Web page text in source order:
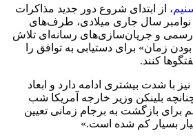
، از ابتدای شروع دور جدید مذاکرات
میان ایران با 1+4 در 29 نوامبر سال جاری میلادی، طرف‌های
رسمی و جریان‌سازی‌های رسانه‌ای تلاش
زمان» برای دستیابی به توافق را
کنند.
با شدت بیشتری ادامه دارد و ابعاد
بلینکن وزیر خارجه آمریکا شب
بازگشت به برجام زمانی تعیین
بسیار کم شده است.»